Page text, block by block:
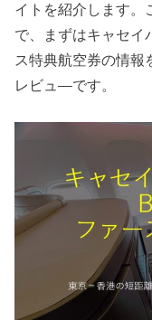
イトを紹介します。
で、まずはキャセイ
ス特典航空券の情報
レビュ―です。